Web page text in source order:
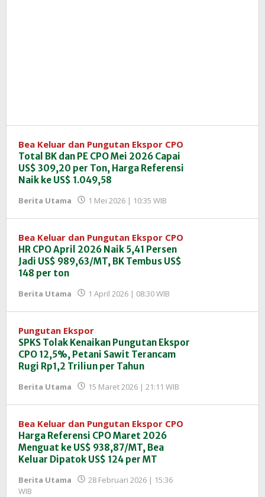
Bea Keluar dan Pungutan Ekspor CPO
Total BK dan PE CPO Mei 2026 Capai
US$ 309,20 per Ton, Harga Referensi
Naik ke US$ 1.049,58
Berita Utama 1 Mei 2026 | 10:35 WIB
InfoSAWIT
Bea Keluar dan Pungutan Ekspor CPO
HR CPO April 2026 Naik 5,41 Persen
Jadi US$ 989,63/MT, BK Tembus US$
148 per ton
Berita Utama 1 April 2026 | 08:30 WIB
InfoSAWIT
Pungutan Ekspor
SPKS Tolak Kenaikan Pungutan Ekspor
CPO 12,5%, Petani Sawit Terancam
Rugi Rp1,2 Triliun per Tahun
Berita Utama 15 Maret 2026 | 21:11 WIB
InfoSAWIT
Bea Keluar dan Pungutan Ekspor CPO
Harga Referensi CPO Maret 2026
Menguat ke US$ 938,87/MT, Bea
Keluar Dipatok US$ 124 per MT
Berita Utama
28 Februari 2026 | 15:36
WIB